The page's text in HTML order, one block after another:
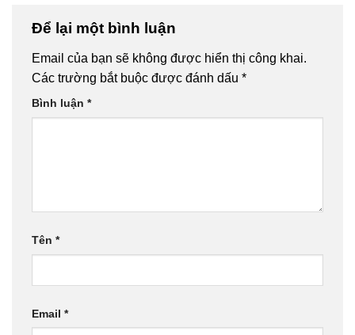
Để lại một bình luận
Email của bạn sẽ không được hiển thị công khai.
Các trường bắt buộc được đánh dấu *
Bình luận *
Tên *
Email *